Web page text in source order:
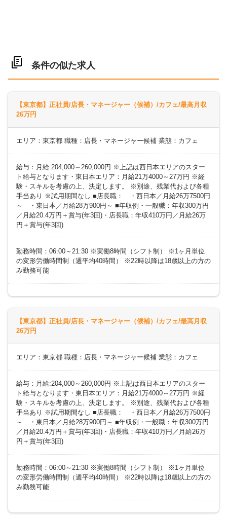
条件の似た求人
【東京都】正社員/店長・マネージャー（候補）/カフェ/最高月収
26万円
エリア：東京都 職種：店長・マネージャー候補 業態：カフェ
給与：月給:204,000～260,000円 ※上記は西日本エリアのスター
ト給与となります・東日本エリア：月給21万4000～27万円 ※経
験・スキルを考慮の上、決定します。 ※別途、残業代および各種
手当あり ※試用期間なし ■店長職： ・西日本／月給26万7500円
～ ・東日本／月給28万900円～ ■年収例・一般職：年収300万円
／月給20.4万円＋賞与(年3回)・店長職：年収410万円／月給26万
円＋賞与(年3回)
勤務時間：06:00～21:30 ※実働8時間（シフト制） ※1ヶ月単位
の変形労働時間制（週平均40時間） ※22時以降は18歳以上の方の
み勤務可能
【東京都】正社員/店長・マネージャー（候補）/カフェ/最高月収
26万円
エリア：東京都 職種：店長・マネージャー候補 業態：カフェ
給与：月給:204,000～260,000円 ※上記は西日本エリアのスター
ト給与となります・東日本エリア：月給21万4000～27万円 ※経
験・スキルを考慮の上、決定します。 ※別途、残業代および各種
手当あり ※試用期間なし ■店長職： ・西日本／月給26万7500円
～ ・東日本／月給28万900円～ ■年収例・一般職：年収300万円
／月給20.4万円＋賞与(年3回)・店長職：年収410万円／月給26万
円＋賞与(年3回)
勤務時間：06:00～21:30 ※実働8時間（シフト制） ※1ヶ月単位
の変形労働時間制（週平均40時間） ※22時以降は18歳以上の方の
み勤務可能